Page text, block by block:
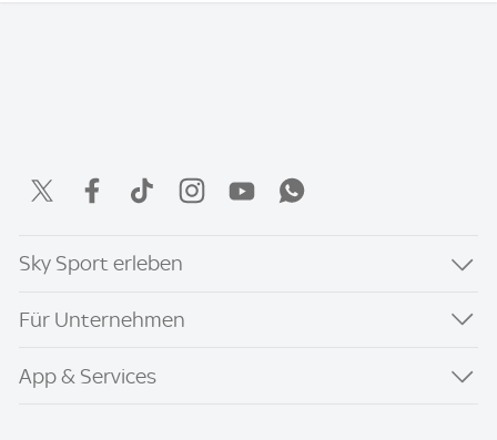
Sky Sport erleben
Für Unternehmen
App & Services